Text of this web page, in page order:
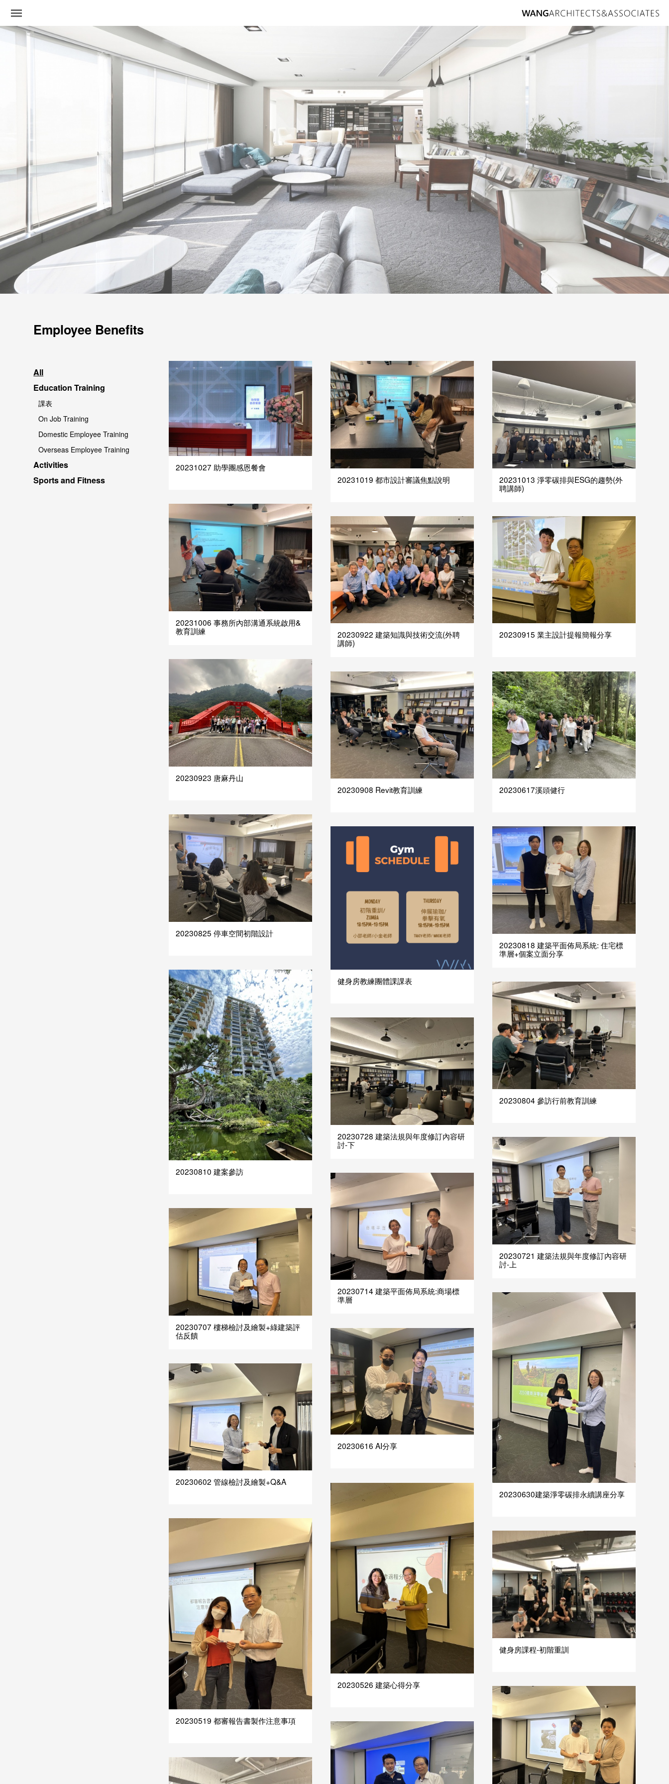
Employee Benefits
All
Education Training
課表
On Job Training
Domestic Employee Training
Overseas Employee Training
Activities
Sports and Fitness
20231027 助學團感恩餐會
​20231019 都市設計審議焦點說明
20231013 淨零碳排與ESG的趨勢(外
聘講師)
20231006 事務所內部溝通系統啟用&
教育訓練 20230922 建築知識與技術交流(外聘
講師)
20230915 業主設計提報簡報分享
20230923 唐麻丹山
20230908 Revit教育訓練
20230617溪頭健行
20230825 停車空間初階設計
健身房教練團體課課表
20230818 建築平面佈局系統: 住宅標
準層+個案立面分享
20230810 建案參訪
20230804 參訪行前教育訓練
20230728 建築法規與年度修訂內容研
討-下
20230721 建築法規與年度修訂內容研
討-上
20230714 建築平面佈局系統:商場標
準層
20230707 樓梯檢討及繪製+綠建築評
估反饋
20230630建築淨零碳排永續講座分享
20230616 AI分享
20230602 管線檢討及繪製+Q&A
20230526 建築心得分享
20230519 都審報告書製作注意事項
健身房課程-初階重訓